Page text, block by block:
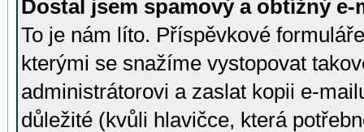
Dostal jsem spamový a obtížný
To je nám líto. Příspěvkové
kterými se snažíme vystopovat
administrátorovi a zaslat kopii e-
důležité (kvůli hlavičce, která